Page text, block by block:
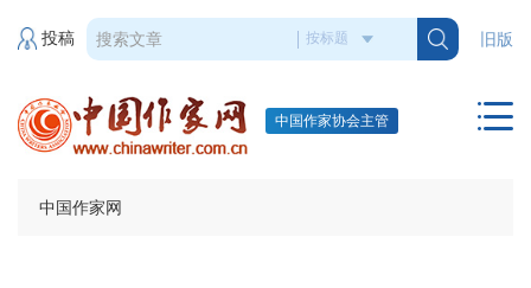
旧版
投稿
中国作家协会主管
中国作家网